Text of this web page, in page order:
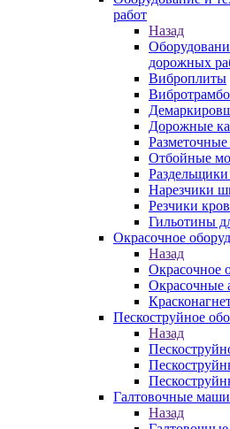
работ
Назад
дорожных
Виброплиты
Дорожные
Отбойные
Нарезчики
Резчики
Гильотины
Окрасочное
Назад
Окрасочное
Окрасочные
Пескоструйное
Назад
Галтовочные
Назад